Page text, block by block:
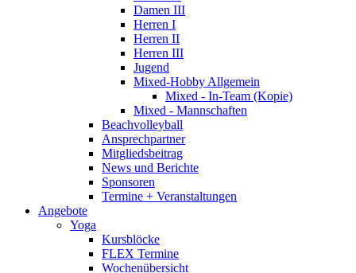
Damen III
Herren I
Herren II
Herren III
Jugend
Mixed-Hobby Allgemein
Mixed - In-Team (Kopie)
Mixed - Mannschaften
Beachvolleyball
Ansprechpartner
Mitgliedsbeitrag
News und Berichte
Sponsoren
Termine + Veranstaltungen
Angebote
Yoga
Kursblöcke
FLEX Termine
Wochenübersicht